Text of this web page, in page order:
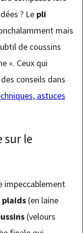
? Le pli
mais
de coussins
». Ceux qui
conseils dans
astuces
sur le
impeccablement
plaids(en laine
(velours